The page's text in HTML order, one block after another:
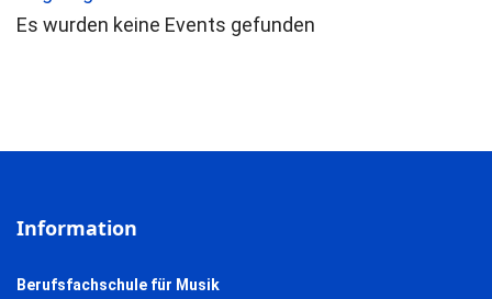
Es wurden keine Events gefunden
Information
Berufsfachschule für Musik